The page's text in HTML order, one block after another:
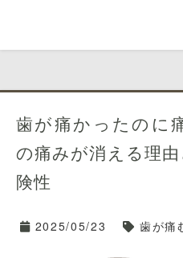
歯が痛かったのに
の痛みが消える理
険性
2025/05/23 歯が痛